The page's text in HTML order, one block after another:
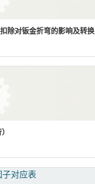
除对钣金折弯的影响及转换